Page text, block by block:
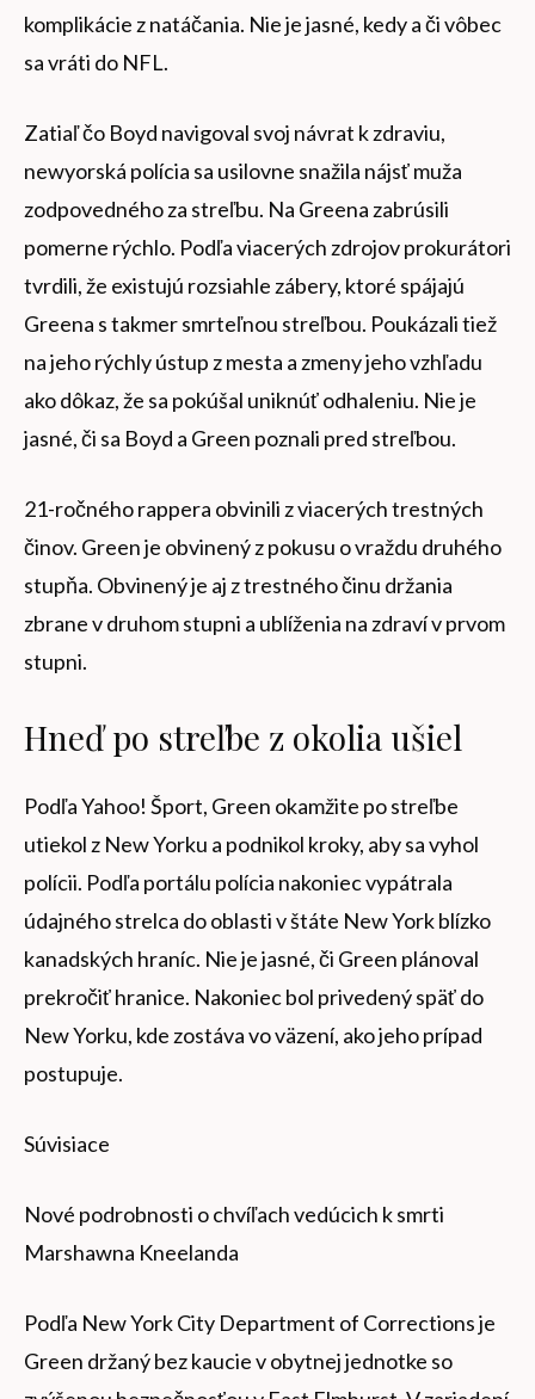
komplikácie z natáčania. Nie je jasné, kedy a či vôbec
sa vráti do NFL.
Zatiaľ čo Boyd navigoval svoj návrat k zdraviu,
newyorská polícia sa usilovne snažila nájsť muža
zodpovedného za streľbu. Na Greena zabrúsili
pomerne rýchlo. Podľa viacerých zdrojov prokurátori
tvrdili, že existujú rozsiahle zábery, ktoré spájajú
Greena s takmer smrteľnou streľbou. Poukázali tiež
na jeho rýchly ústup z mesta a zmeny jeho vzhľadu
ako dôkaz, že sa pokúšal uniknúť odhaleniu. Nie je
jasné, či sa Boyd a Green poznali pred streľbou.
21-ročného rappera obvinili z viacerých trestných
činov. Green je obvinený z pokusu o vraždu druhého
stupňa. Obvinený je aj z trestného činu držania
zbrane v druhom stupni a ublíženia na zdraví v prvom
stupni.
Hneď po streľbe z okolia ušiel
Podľa Yahoo! Šport, Green okamžite po streľbe
utiekol z New Yorku a podnikol kroky, aby sa vyhol
polícii. Podľa portálu polícia nakoniec vypátrala
údajného strelca do oblasti v štáte New York blízko
kanadských hraníc. Nie je jasné, či Green plánoval
prekročiť hranice. Nakoniec bol privedený späť do
New Yorku, kde zostáva vo väzení, ako jeho prípad
postupuje.
Súvisiace
Nové podrobnosti o chvíľach vedúcich k smrti
Marshawna Kneelanda
Podľa New York City Department of Corrections je
Green držaný bez kaucie v obytnej jednotke so